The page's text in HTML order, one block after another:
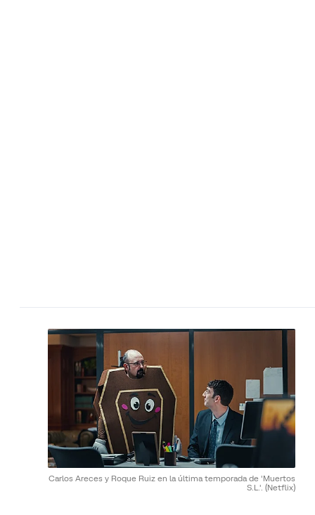
Carlos Areces y Roque Ruiz en la última temporada de 'Muertos
S.L.'. (Netflix)